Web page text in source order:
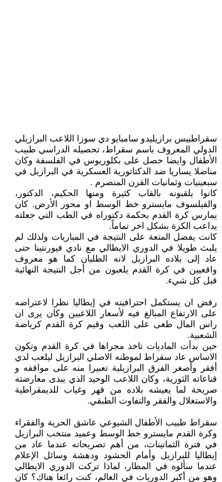
سقراطييس برازيليدو سامبايو دي سوزا اللاعب البرازيلي
الدولي المعروف باسم سقراط، تحصيله الدراسي طبيب
الأطفال وايضا حصل على بكلوريوس في الفلسفة وكان
مناضلا يساريا ضد الدكتاتورية العسكرية في البرازيل في
سبعينيات وثمانيات القرن المنصرم .
كانوا يلقبونه بالقاب كثيرة ومنها الحكيم، الدكتور،
والفيلسوف مايسترو خط الوسط او محور الأرض. كان
يمارس كرة القدم بحكمة دكتوراه في الطب التي جعلته
يداعب الكرة بشكل اخر تماماً.
كانت يفضل المتعة على النتيجة في المباريات ولذلك لم
يلبث طويلا في الدوري الايطالي مع نادي فيورنتينا حتى
عاد إلى بلاده البرازيل لانه الطليان كما هو معروف
واقعيين في كرة القدم يلعبون من أجل النتيجة النهائية
قبل كل شيء.
رفض ان يستكمل احترافيته في إيطاليا نظرا لاعتراضه
على الارتفاع المبالغ فيه لأسعار اللاعبين وكان يرى ان
راس المال طغى على اللعب وقيم كرة القدم كرياضة
الشعبية.
حين بدأت الماديات تاخذ مجراها في كرة القدم وتكون
الاساس عاد سقراط لموطنه الاصلي البرازيل ليلعب لدي
أفقر وأصغر الفرق البرازيلية تعبيرا منه على مواقفه و
قناعاته الثورية، وكان اللاعب الوحيد الذي يبدى معارضته
صريحة لما يعيشه بلاده من قهر وغياب للديمقراطية
والاستغلال والفقر والتفاوت الطبقي.
سقراط طبيب الأطفال الشيوعي عاشق الحرية والفقراء
وكرة القدم مايسترو خط الوسط وعميد منتخب البرازيل
في فترة الثمانينات، من أهم تصريحاته عندما عاد من
إيطاليا للبرازيل وأمام الحشود ودهشة وسائل الإعلام
عندما سألوه في المطار، لماذا تركت الدوري الايطالي
وهو من أكبر الدوريات في العالم، كنت رائعا هناك؟ كان